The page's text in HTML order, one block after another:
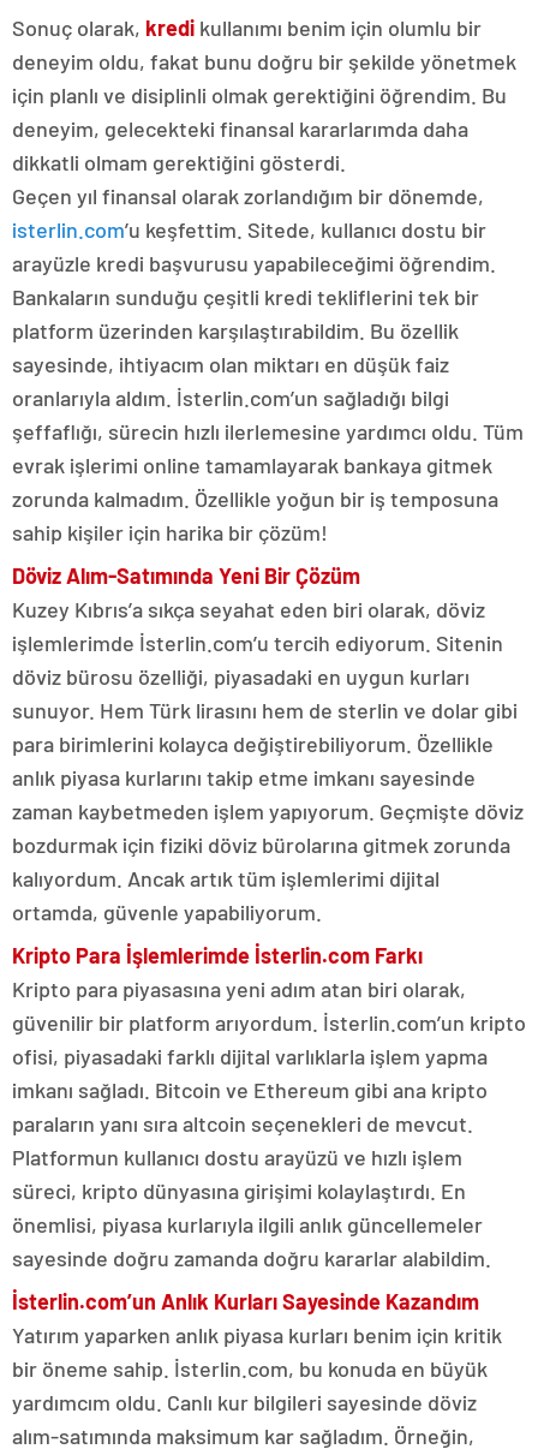
Sonuç olarak, kredi kullanımı benim için olumlu bir
deneyim oldu, fakat bunu doğru bir şekilde yönetmek
için planlı ve disiplinli olmak gerektiğini öğrendim. Bu
deneyim, gelecekteki finansal kararlarımda daha
dikkatli olmam gerektiğini gösterdi.
Geçen yıl finansal olarak zorlandığım bir dönemde,
isterlin.com’u keşfettim. Sitede, kullanıcı dostu bir
arayüzle kredi başvurusu yapabileceğimi öğrendim.
Bankaların sunduğu çeşitli kredi tekliflerini tek bir
platform üzerinden karşılaştırabildim. Bu özellik
sayesinde, ihtiyacım olan miktarı en düşük faiz
oranlarıyla aldım. İsterlin.com’un sağladığı bilgi
şeffaflığı, sürecin hızlı ilerlemesine yardımcı oldu. Tüm
evrak işlerimi online tamamlayarak bankaya gitmek
zorunda kalmadım. Özellikle yoğun bir iş temposuna
sahip kişiler için harika bir çözüm!
Döviz Alım-Satımında Yeni Bir Çözüm
Kuzey Kıbrıs’a sıkça seyahat eden biri olarak, döviz
işlemlerimde İsterlin.com’u tercih ediyorum. Sitenin
döviz bürosu özelliği, piyasadaki en uygun kurları
sunuyor. Hem Türk lirasını hem de sterlin ve dolar gibi
para birimlerini kolayca değiştirebiliyorum. Özellikle
anlık piyasa kurlarını takip etme imkanı sayesinde
zaman kaybetmeden işlem yapıyorum. Geçmişte döviz
bozdurmak için fiziki döviz bürolarına gitmek zorunda
kalıyordum. Ancak artık tüm işlemlerimi dijital
ortamda, güvenle yapabiliyorum.
Kripto Para İşlemlerimde İsterlin.com Farkı
Kripto para piyasasına yeni adım atan biri olarak,
güvenilir bir platform arıyordum. İsterlin.com’un kripto
ofisi, piyasadaki farklı dijital varlıklarla işlem yapma
imkanı sağladı. Bitcoin ve Ethereum gibi ana kripto
paraların yanı sıra altcoin seçenekleri de mevcut.
Platformun kullanıcı dostu arayüzü ve hızlı işlem
süreci, kripto dünyasına girişimi kolaylaştırdı. En
önemlisi, piyasa kurlarıyla ilgili anlık güncellemeler
sayesinde doğru zamanda doğru kararlar alabildim.
İsterlin.com’un Anlık Kurları Sayesinde Kazandım
Yatırım yaparken anlık piyasa kurları benim için kritik
bir öneme sahip. İsterlin.com, bu konuda en büyük
yardımcım oldu. Canlı kur bilgileri sayesinde döviz
alım-satımında maksimum kar sağladım. Örneğin,